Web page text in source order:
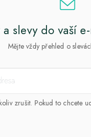
slevy do vaší
Mějte vždy přehled o
zrušit. Pokud to chcete